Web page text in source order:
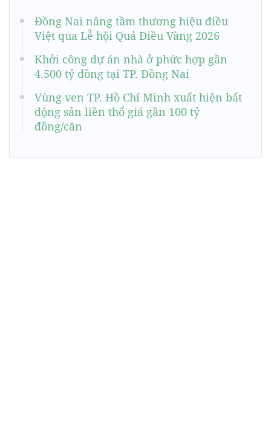
Đồng Nai nâng tầm thương hiệu điều
Việt qua Lễ hội Quả Điều Vàng 2026
Khởi công dự án nhà ở phức hợp gần
4.500 tỷ đồng tại TP. Đồng Nai
Vùng ven TP. Hồ Chí Minh xuất hiện bất
động sản liền thổ giá gần 100 tỷ
đồng/căn